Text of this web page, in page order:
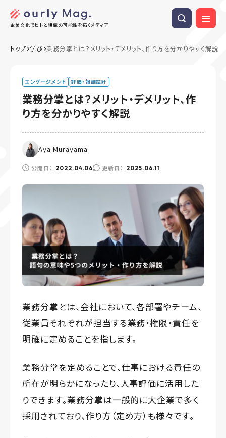
企業文化でヒトと組織の可能性を拓くメディア
トップ 学び 業務分掌とは？メリット・デメリット、作り方を分かりやすく解説
エンゲージメント 評価・報酬設計
業務分掌とは？メリット・デメリット、作
り方を分かりやすく解説
Aya Murayama
公開日： 2022.04.06 更新日： 2025.06.11
業務分掌とは、会社において、各部署やチーム、
従業員それぞれが担当する業務・権限・責任を
明確に定めることを指します。
業務分掌を定めることで、仕事における責任の
所在が明らかになったり、人事評価に活用した
りできます。業務分掌は一般的に大企業で多く
採用されており、作り方（定め方）も様々です。